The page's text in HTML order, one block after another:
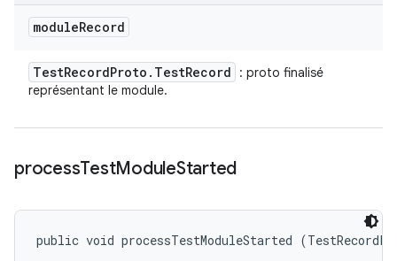
moduleRecord
TestRecordProto . TestRecord
: proto finalisé
représentant le module.
processTestModuleStarted
public void processTestModuleStarted